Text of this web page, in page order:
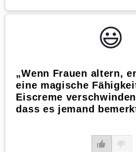
😃️
„Wenn Frauen altern,
eine magische
Eiscreme
dass es jemand